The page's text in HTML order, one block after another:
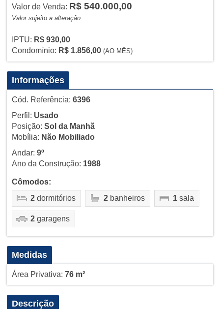
Valor de Venda: R$ 540.000,00
Valor sujeito a alteração
IPTU: R$ 930,00
Condomínio: R$ 1.856,00 (AO MÊS)
Informações
Cód. Referência: 6396
Perfil: Usado
Posição: Sol da Manhã
Mobília: Não Mobiliado
Andar: 9º
Ano da Construção: 1988
Cômodos:
2dormitórios 2banheiros 1sala
2garagens
Medidas
Área Privativa: 76 m²
Descrição